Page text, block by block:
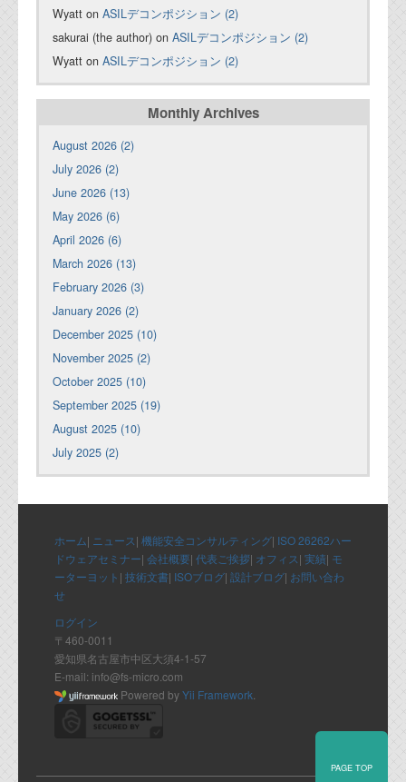
Wyatt on ASILデコンポジション (2)
sakurai (the author) on ASILデコンポジション (2)
Wyatt on ASILデコンポジション (2)
Monthly Archives
August 2026 (2)
July 2026 (2)
June 2026 (13)
May 2026 (6)
April 2026 (6)
March 2026 (13)
February 2026 (3)
January 2026 (2)
December 2025 (10)
November 2025 (2)
October 2025 (10)
September 2025 (19)
August 2025 (10)
July 2025 (2)
PAGE TOP
ホーム| ニュース| 機能安全コンサルティング| ISO 26262ハー
ドウェアセミナー| 会社概要| 代表ご挨拶| オフィス| 実績| モ
ーターヨット | 技術文書| ISOブログ| 設計ブログ| お問い合わ
せ
ログイン
〒460-0011
愛知県名古屋市中区大須4-1-57
E-mail: info@fs-micro.com
Powered byYii Framework